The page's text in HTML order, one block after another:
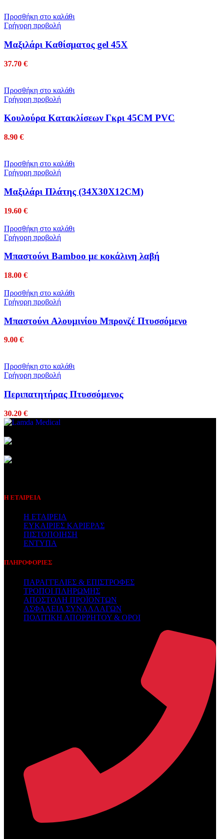
Προσθήκη στο καλάθι
Γρήγορη προβολή
Mαξιλάρι Καθίσματος gel 45Χ
37.70 €
Προσθήκη στο καλάθι
Γρήγορη προβολή
Κουλούρα Κατακλίσεων Γκρι 45CM PVC
8.90 €
Προσθήκη στο καλάθι
Γρήγορη προβολή
Μαξιλάρι Πλάτης (34Χ30Χ12CM)
19.60 €
Προσθήκη στο καλάθι
Γρήγορη προβολή
Μπαστούνι Bamboo με κοκάλινη λαβή
18.00 €
Προσθήκη στο καλάθι
Γρήγορη προβολή
Μπαστούνι Αλουμινίου Μπρονζέ Πτυσσόμενο
9.00 €
Προσθήκη στο καλάθι
Γρήγορη προβολή
Περιπατητήρας Πτυσσόμενος
30.20 €
Η ΕΤΑΙΡΕΙΑ
Η ΕΤΑΙΡΕΙΑ
ΕΥΚΑΙΡΙΕΣ ΚΑΡΙΕΡΑΣ
ΠΙΣΤΟΠΟΙΗΣΗ
ΕΝΤΥΠΑ
ΠΛΗΡΟΦΟΡΙΕΣ
ΠΑΡΑΓΓΕΛΙΕΣ & ΕΠΙΣΤΡΟΦΕΣ
ΤΡΟΠΟΙ ΠΛΗΡΩΜΗΣ
ΑΠΟΣΤΟΛΗ ΠΡΟΪΟΝΤΩΝ
ΑΣΦΑΛΕΙΑ ΣΥΝΑΛΛΑΓΩΝ
ΠΟΛΙΤΙΚΗ ΑΠΟΡΡΗΤΟΥ & ΟΡΟΙ